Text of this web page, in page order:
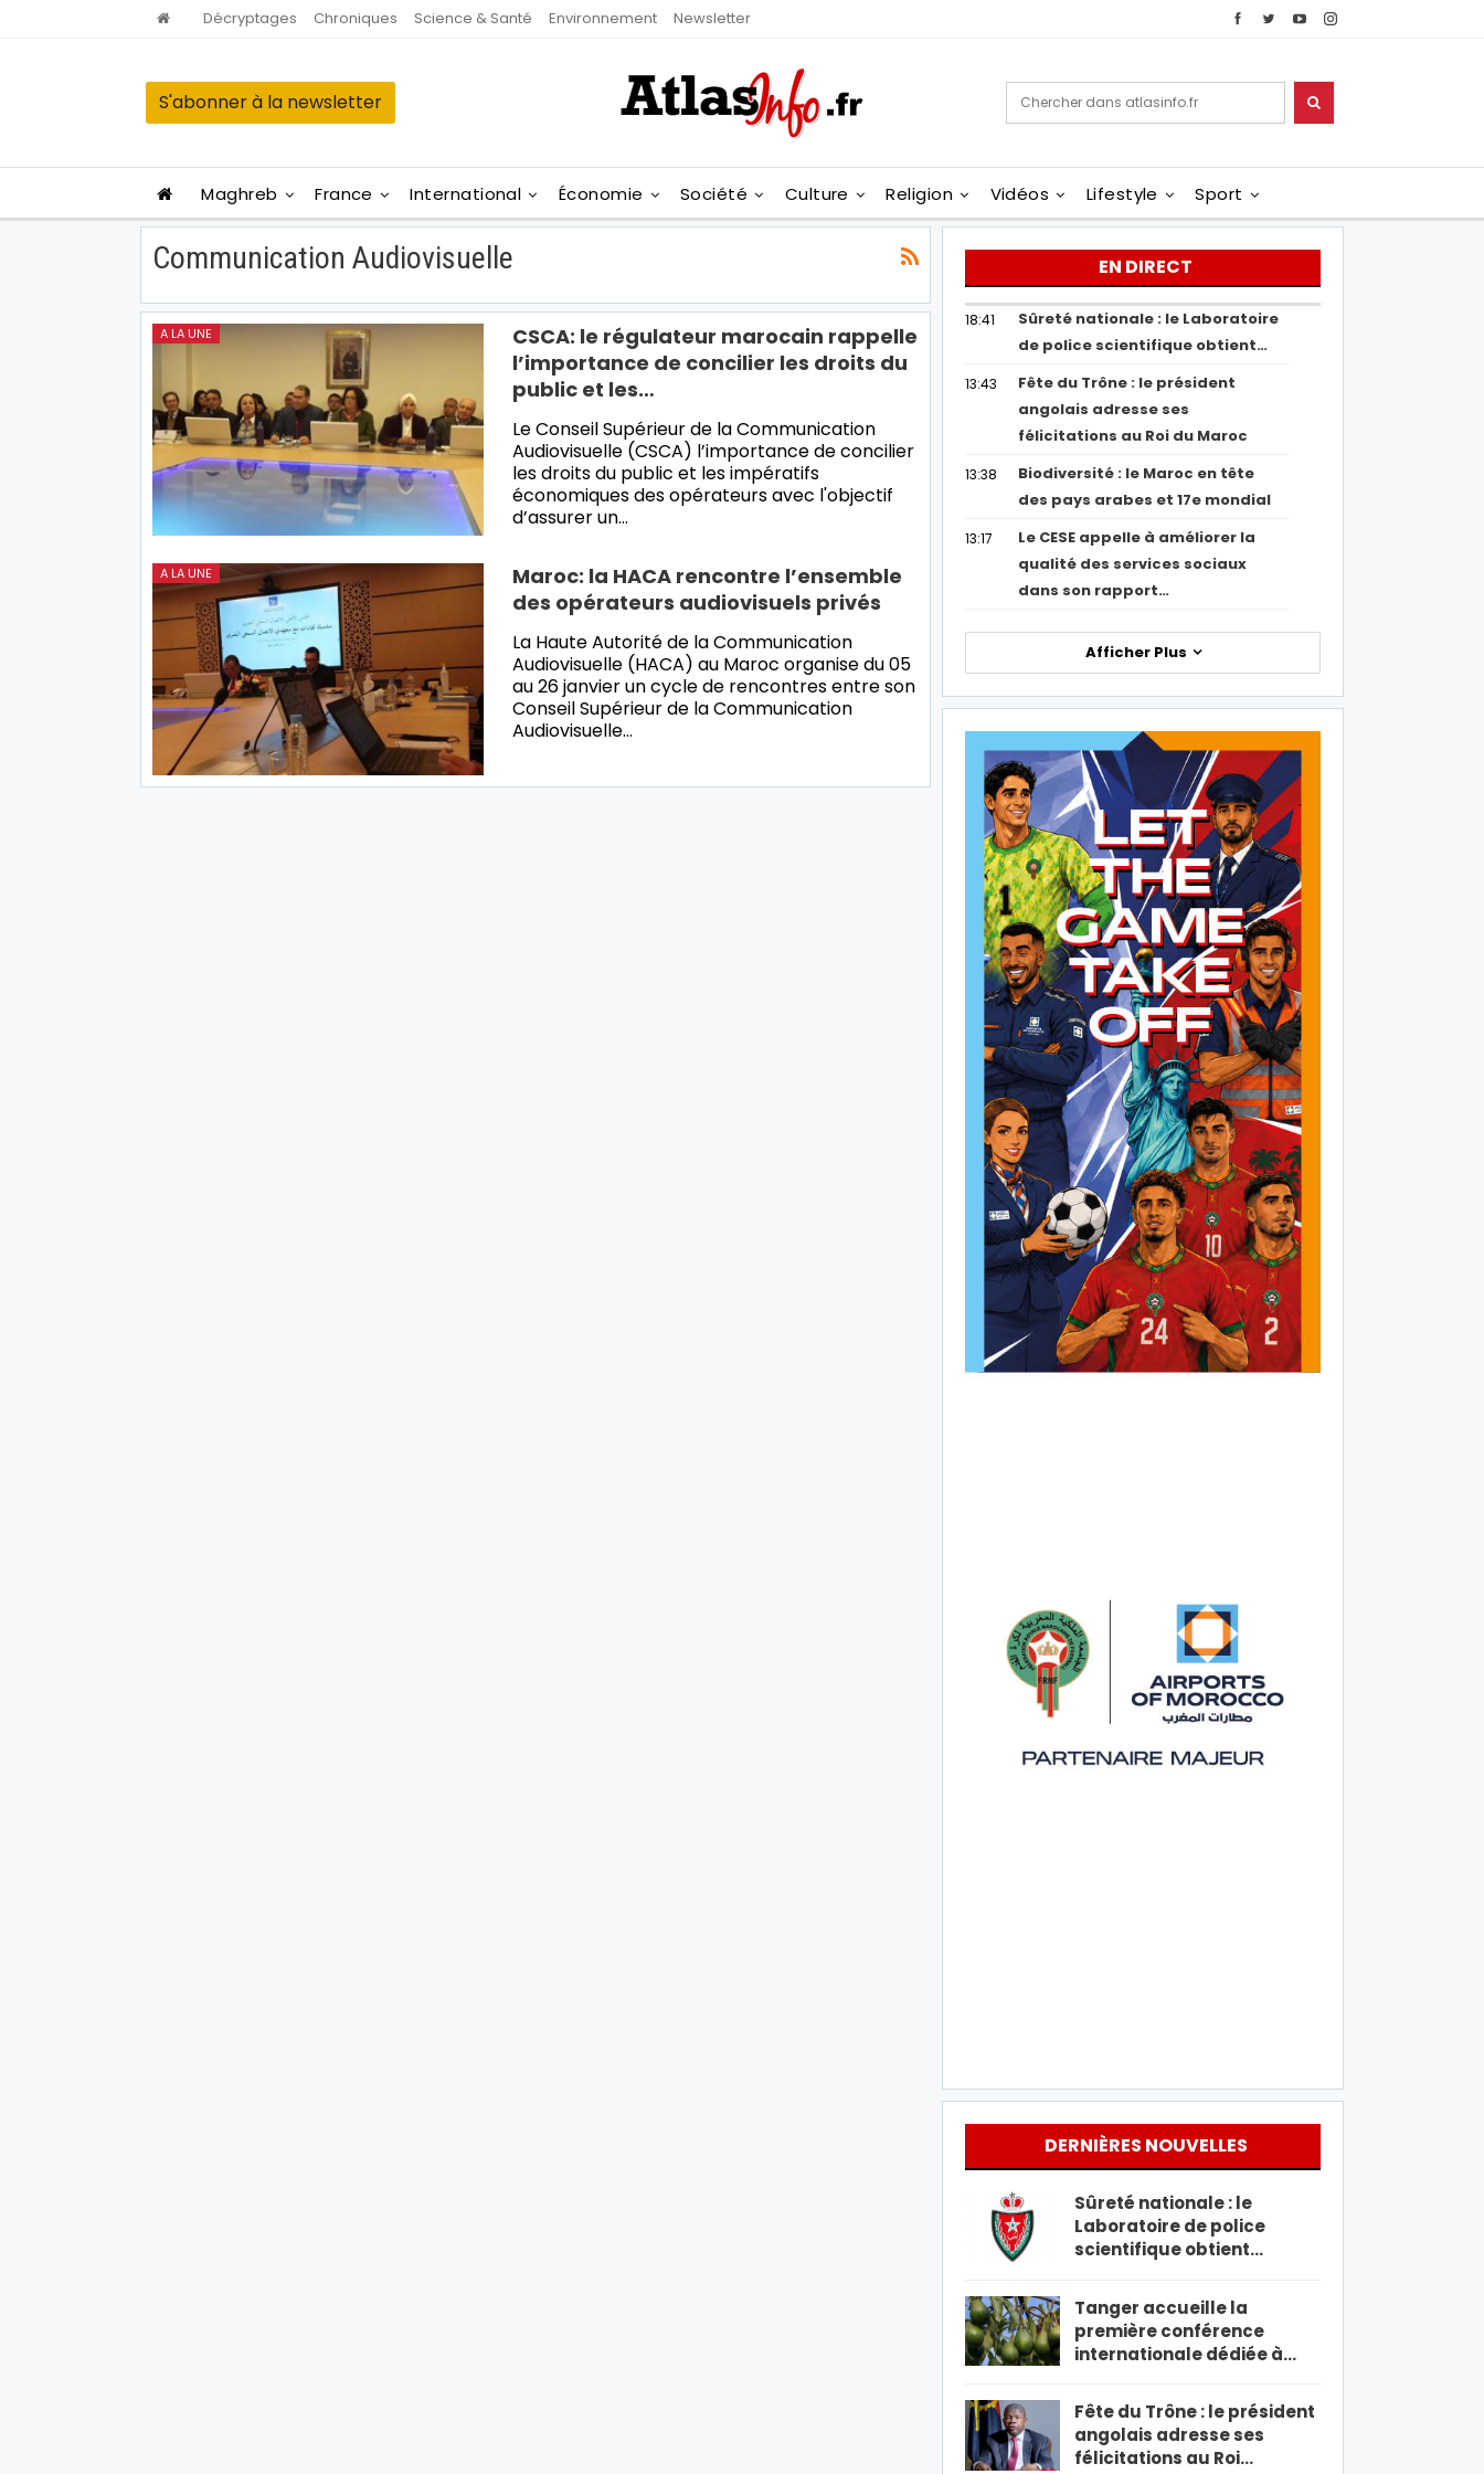
Décryptages Chroniques Science & Santé Environnement Newsletter
S'abonner à la newsletter
Maghreb France International Économie Société Culture Religion Vidéos Lifestyle Sport
Communication Audiovisuelle
A LA UNE
CSCA: le régulateur marocain rappelle
l’importance de concilier les droits du
public et les…
Le Conseil Supérieur de la Communication
Audiovisuelle (CSCA) l’importance de concilier
les droits du public et les impératifs
économiques des opérateurs avec l'objectif
d’assurer un…
A LA UNE
Maroc: la HACA rencontre l’ensemble
des opérateurs audiovisuels privés
La Haute Autorité de la Communication
Audiovisuelle (HACA) au Maroc organise du 05
au 26 janvier un cycle de rencontres entre son
Conseil Supérieur de la Communication
Audiovisuelle…
EN DIRECT
18:41
Sûreté nationale : le Laboratoire
de police scientifique obtient…
13:43
Fête du Trône : le président
angolais adresse ses
félicitations au Roi du Maroc
13:38
Biodiversité : le Maroc en tête
des pays arabes et 17e mondial
13:17
Le CESE appelle à améliorer la
qualité des services sociaux
dans son rapport…
Afficher Plus
DERNIÈRES NOUVELLES
Sûreté nationale : le
Laboratoire de police
scientifique obtient…
Tanger accueille la
première conférence
internationale dédiée à…
Fête du Trône : le président
angolais adresse ses
félicitations au Roi…